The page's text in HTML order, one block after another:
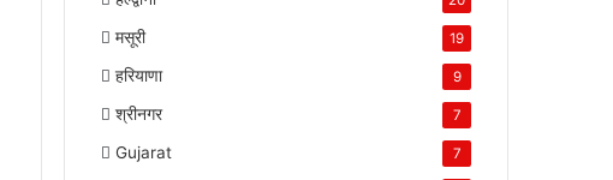
मसूरी 19
हरियाणा 9
श्रीनगर 7
Gujarat 7